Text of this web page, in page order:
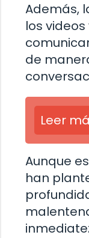
Además,
los
de
Leer
Aunque
han